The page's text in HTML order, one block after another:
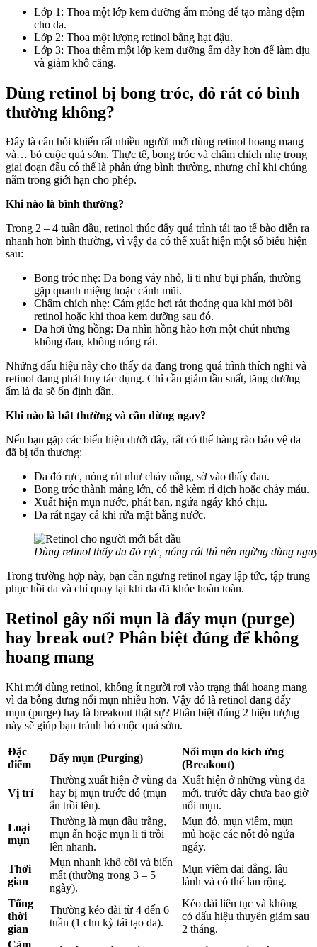
Lớp 1: Thoa một lớp kem dưỡng ẩm mỏng để tạo màng đệm
cho da.
Lớp 2: Thoa một lượng retinol bằng hạt đậu.
Lớp 3: Thoa thêm một lớp kem dưỡng ẩm dày hơn để làm dịu
và giảm khô căng.
Dùng retinol bị bong tróc, đỏ rát có bình
thường không?
Đây là câu hỏi khiến rất nhiều người mới dùng retinol hoang mang
và… bỏ cuộc quá sớm. Thực tế, bong tróc và châm chích nhẹ trong
giai đoạn đầu có thể là phản ứng bình thường, nhưng chỉ khi chúng
nằm trong giới hạn cho phép.
Khi nào là bình thường?
Trong 2 – 4 tuần đầu, retinol thúc đẩy quá trình tái tạo tế bào diễn ra
nhanh hơn bình thường, vì vậy da có thể xuất hiện một số biểu hiện
sau:
Bong tróc nhẹ: Da bong vảy nhỏ, li ti như bụi phấn, thường
gặp quanh miệng hoặc cánh mũi.
Châm chích nhẹ: Cảm giác hơi rát thoáng qua khi mới bôi
retinol hoặc khi thoa kem dưỡng sau đó.
Da hơi ửng hồng: Da nhìn hồng hào hơn một chút nhưng
không đau, không nóng rát.
Những dấu hiệu này cho thấy da đang trong quá trình thích nghi và
retinol đang phát huy tác dụng. Chỉ cần giảm tần suất, tăng dưỡng
ẩm là da sẽ ổn định dần.
Khi nào là bất thường và cần dừng ngay?
Nếu bạn gặp các biểu hiện dưới đây, rất có thể hàng rào bảo vệ da
đã bị tổn thương:
Da đỏ rực, nóng rát như cháy nắng, sờ vào thấy đau.
Bong tróc thành mảng lớn, có thể kèm rỉ dịch hoặc chảy máu.
Xuất hiện mụn nước, phát ban, ngứa ngáy khó chịu.
Da rát ngay cả khi rửa mặt bằng nước.
Dùng retinol thấy da đỏ rực, nóng rát thì nên ngừng dùng
Trong trường hợp này, bạn cần ngưng retinol ngay lập tức, tập trung
phục hồi da và chỉ quay lại khi da đã khỏe hoàn toàn.
Retinol gây nổi mụn là đẩy mụn (purge)
hay break out? Phân biệt đúng để không
hoang mang
Khi mới dùng retinol, không ít người rơi vào trạng thái hoang mang
vì da bỗng dưng nổi mụn nhiều hơn. Vậy đó là retinol đang đẩy
mụn (purge) hay là breakout thật sự? Phân biệt đúng 2 hiện tượng
này sẽ giúp bạn tránh bỏ cuộc quá sớm.
Đặc
điểm
Đẩy mụn (Purging)
Nổi mụn do kích ứng
(Breakout)
Vị trí
Thường xuất hiện ở vùng da
hay bị mụn trước đó (mụn
ẩn trồi lên).
Xuất hiện ở những vùng da
mới, trước đây chưa bao giờ
nổi mụn.
Loại
mụn
Thường là mụn đầu trắng,
mụn ẩn hoặc mụn li ti trồi
lên nhanh.
Mụn đỏ, mụn viêm, mụn
mủ hoặc các nốt đỏ ngứa
ngáy.
Thời
gian
Mụn nhanh khô cồi và biến
mất (thường trong 3 – 5
ngày).
Mụn viêm dai dẳng, lâu
lành và có thể lan rộng.
Tổng
thời
gian
Thường kéo dài từ 4 đến 6
tuần (1 chu kỳ tái tạo da).
Kéo dài liên tục và không
có dấu hiệu thuyên giảm sau
2 tháng.